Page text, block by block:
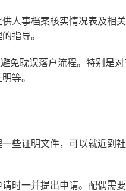
人事档案核实情况表及相
指导。
免耽误落户流程。特别是对
等。
些证明文件，可以就近到
时一并提出申请。配偶需